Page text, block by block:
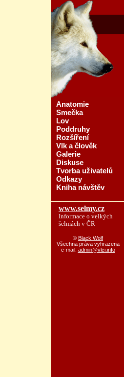
Anatomie
Smečka
Lov
Poddruhy
Rozšíření
Vlk a člověk
Galerie
Diskuse
Tvorba uživatelů
Odkazy
Kniha návštěv
www.selmy.cz
Informace o velkých
šelmách v ČR
© Black Wolf
Všechna práva vyhrazena
e-mail: admin@vlci.info